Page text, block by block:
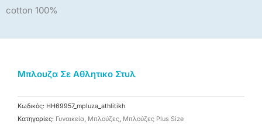
cotton 100%
Μπλουζα Σε Αθλητικο Στυλ
Κωδικός: HH69957_mpluza_athlitikh
Κατηγορίες: Γυναικεία, Μπλούζες, Μπλούζες Plus Size